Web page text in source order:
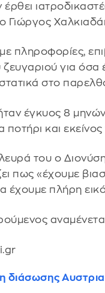
Γιώργος
πληροφορίες,
για όσα
στο
έγκυος 8
ποτήρι και
του ο
πως «έχουμε
έχουμε πλήρη
διάσωσης